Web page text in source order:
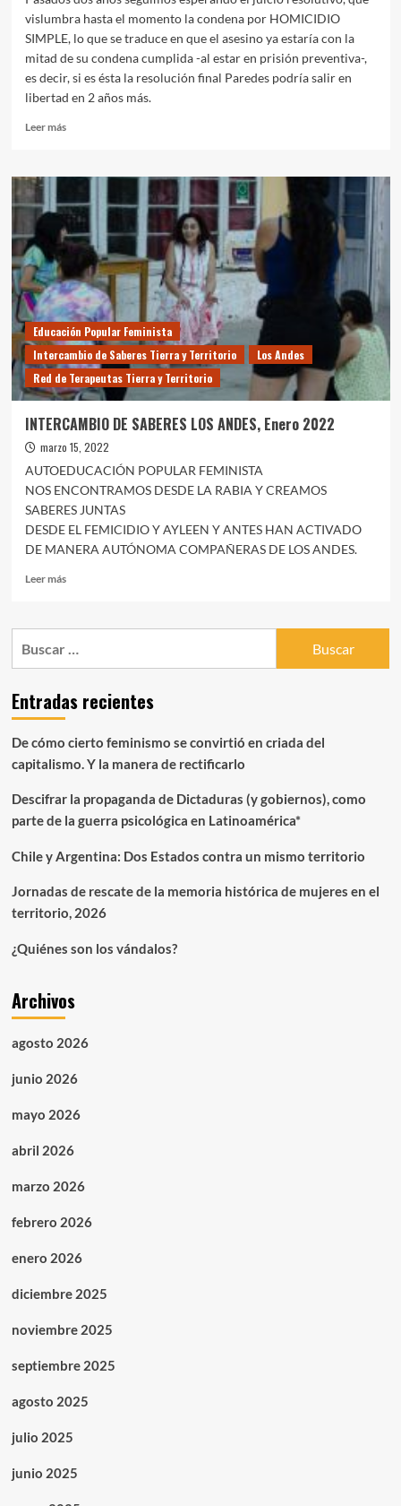
vislumbra hasta el momento la condena por HOMICIDIO
SIMPLE, lo que se traduce en que el asesino ya estaría con la
mitad de su condena cumplida -al estar en prisión preventiva-,
es decir, si es ésta la resolución final Paredes podría salir en
libertad en 2 años más.
Leer másLeer
A
años
del
femicidio
Ayleen
Varas
Ahumada
Educación Popular Feminista
Intercambio de Saberes Tierra y Territorio
Los Andes
Red de Terapeutas Tierra y Territorio
INTERCAMBIO DE SABERES LOS ANDES, Enero 2022
marzo 15, 2022
AUTOEDUCACIÓN POPULAR FEMINISTA
NOS ENCONTRAMOS DESDE LA RABIA Y CREAMOS
SABERES JUNTAS
DESDE EL FEMICIDIO Y AYLEEN Y ANTES HAN ACTIVADO
DE MANERA AUTÓNOMA COMPAÑERAS DE LOS ANDES.
Leer másLeer
INTERCAMBIO
ANDES,
Enero
Entradas recientes
De cómo cierto feminismo se convirtió en criada del
capitalismo. Y la manera de rectificarlo
Descifrar la propaganda de Dictaduras (y gobiernos), como
parte de la guerra psicológica en Latinoamérica*
Chile y Argentina: Dos Estados contra un mismo territorio
Jornadas de rescate de la memoria histórica de mujeres en el
territorio, 2026
¿Quiénes son los vándalos?
Archivos
agosto 2026
junio 2026
mayo 2026
abril 2026
marzo 2026
febrero 2026
enero 2026
diciembre 2025
noviembre 2025
septiembre 2025
agosto 2025
julio 2025
junio 2025